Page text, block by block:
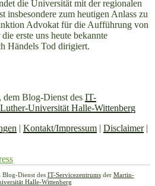
die Universität mit der regionalen
insbesondere zum heutigen Anlass zu
Advokat für die Aufführung von
erste uns heute bekannte
Händels Tod dirigiert.
, dem Blog-Dienst des IT-
Universität Halle-Wittenberg
| Kontakt/Impressum | Disclaimer|
Blog-Dienst des IT-Servicezentrumsder Martin-
Halle-Wittenberg